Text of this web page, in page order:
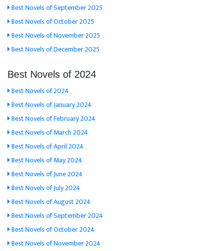
Best Novels of September 2025
Best Novels of October 2025
Best Novels of November 2025
Best Novels of December 2025
Best Novels of 2024
Best Novels of 2024
Best Novels of January 2024
Best Novels of February 2024
Best Novels of March 2024
Best Novels of April 2024
Best Novels of May 2024
Best Novels of June 2024
Best Novels of July 2024
Best Novels of August 2024
Best Novels of September 2024
Best Novels of October 2024
Best Novels of November 2024